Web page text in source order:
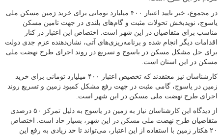
در مجموع، خبر تایید اعتبار ۴۰۰ میلیارد تومانی برای خرید زمین مسکن ملی
یاسوج، نویدبخش تحولات مثبت و گام‌های بلندی در جهت تامین مسکن
مناسب برای متقاضیان در این شهر است. اختصاص این اعتبار در کنار
اقدامات دیگر انجام شده و برنامه‌ریزی‌های آتی، نشان‌دهنده عزم جدی دولت
برای حل مشکل مسکن در یاسوج و تسریع در روند اجرای طرح نهضت ملی
مسکن در این استان است.
کارشناسان نیز معتقدند که تخصیص اعتبار ۴۰۰ میلیارد تومانی برای خرید
زمین در یاسوج، گامی مثبت در جهت رفع مشکل کمبود زمین و تسریع روند
اجرای طرح نهضت ملی مسکن در این شهر است.
از دیدگاه این کارشناسان نیاز به زمین در یاسوج به دلیل تمرکز ۵۰ درصدی
متقاضیان طرح نهضت ملی مسکن در این شهر، بسیار حاد است. اختصاص
۲۰ هکتار زمین با استفاده از این اعتبار، می‌تواند تا حد زیادی به رفع این